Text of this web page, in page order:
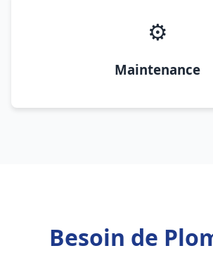
⚙️
Maintenance
Besoin de